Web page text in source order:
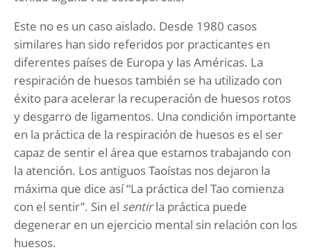
Este no es un caso aislado. Desde 1980 casos
similares han sido referidos por practicantes en
diferentes países de Europa y las Américas. La
respiración de huesos también se ha utilizado con
éxito para acelerar la recuperación de huesos rotos
y desgarro de ligamentos. Una condición importante
en la práctica de la respiración de huesos es el ser
capaz de sentir el área que estamos trabajando con
la atención. Los antiguos Taoístas nos dejaron la
máxima que dice así “La práctica del Tao comienza
con el sentir”. Sin el sentirla práctica puede
degenerar en un ejercicio mental sin relación con los
huesos.